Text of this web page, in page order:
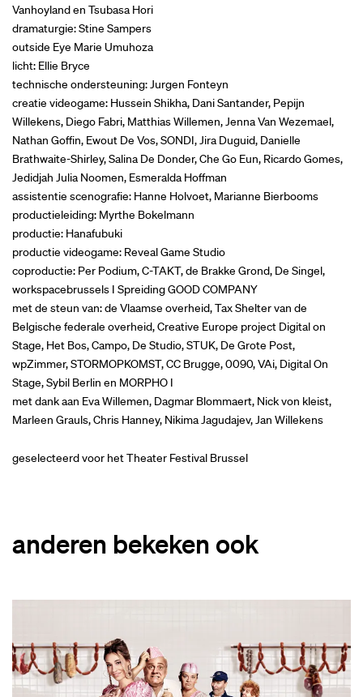
Vanhoyland en Tsubasa Hori
dramaturgie: Stine Sampers
outside Eye Marie Umuhoza
licht: Ellie Bryce
technische ondersteuning: Jurgen Fonteyn
creatie videogame: Hussein Shikha, Dani Santander, Pepijn
Willekens, Diego Fabri, Matthias Willemen, Jenna Van Wezemael,
Nathan Goffin, Ewout De Vos, SONDI, Jira Duguid, Danielle
Brathwaite-Shirley, Salina De Donder, Che Go Eun, Ricardo Gomes,
Jedidjah Julia Noomen, Esmeralda Hoffman
assistentie scenografie: Hanne Holvoet, Marianne Bierbooms
productieleiding: Myrthe Bokelmann
productie: Hanafubuki
productie videogame: Reveal Game Studio
coproductie: Per Podium, C-TAKT, de Brakke Grond, De Singel,
workspacebrussels I Spreiding GOOD COMPANY
met de steun van: de Vlaamse overheid, Tax Shelter van de
Belgische federale overheid, Creative Europe project Digital on
Stage, Het Bos, Campo, De Studio, STUK, De Grote Post,
wpZimmer, STORMOPKOMST, CC Brugge, 0090, VAi, Digital On
Stage, Sybil Berlin en MORPHO I
met dank aan Eva Willemen, Dagmar Blommaert, Nick von kleist,
Marleen Grauls, Chris Hanney, Nikima Jagudajev, Jan Willekens
geselecteerd voor het Theater Festival Brussel
anderen bekeken ook